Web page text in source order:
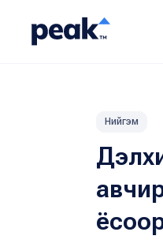
Нийгэм